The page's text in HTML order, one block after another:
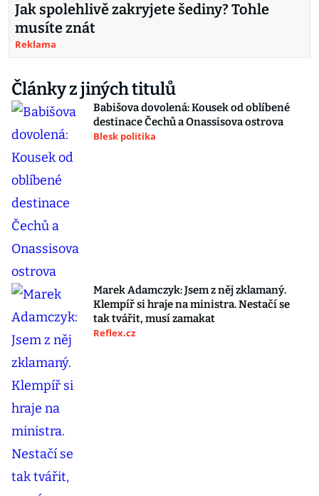
Jak spolehlivě zakryjete šediny? Tohle
musíte znát
Reklama
Články z jiných titulů
Babišova dovolená: Kousek od oblíbené
destinace Čechů a Onassisova ostrova
Blesk politika
Marek Adamczyk: Jsem z něj zklamaný.
Klempíř si hraje na ministra. Nestačí se
tak tvářit, musí zamakat
Reflex.cz